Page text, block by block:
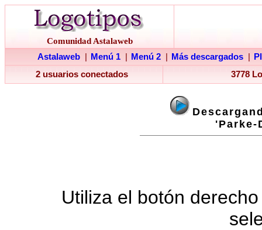
Comunidad Astalaweb
Astalaweb
Menú 1 Menú 2 Más descargados
2 usuarios conectados
3778
Utiliza el botón